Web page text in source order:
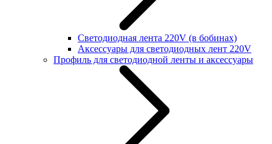
Светодиодная лента 220V (в бобинах)
Аксессуары для светодиодных лент 220V
Профиль для светодиодной ленты и аксессуары